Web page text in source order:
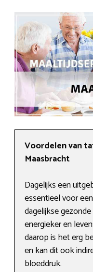
Voordelen van
Maasbracht
Dagelijks een
essentieel voor
dagelijkse
energieker en
daarop is het erg
en kan dit ook
bloeddruk.